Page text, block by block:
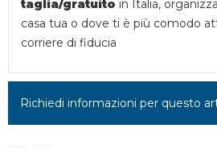
taglia/gratuito in Italia,
casa tua o dove ti è più comodo
corriere di fiducia
Richiedi informazioni per questo